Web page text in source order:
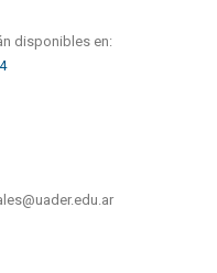
disponibles en: